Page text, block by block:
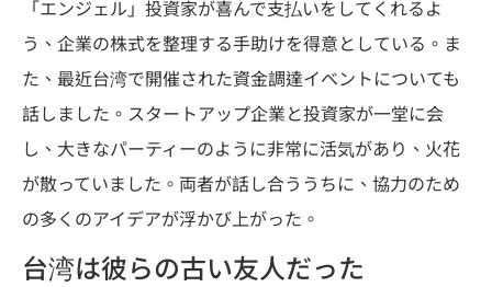
「エンジェル」投資家が喜んで支払いをしてくれるよ
う、企業の株式を整理する手助けを得意としている。ま
た、最近台湾で開催された資金調達イベントについても
話しました。スタートアップ企業と投資家が一堂に会
し、大きなパーティーのように非常に活気があり、火花
が散っていました。両者が話し合ううちに、協力のため
の多くのアイデアが浮かび上がった。
台湾は彼らの古い友人だった